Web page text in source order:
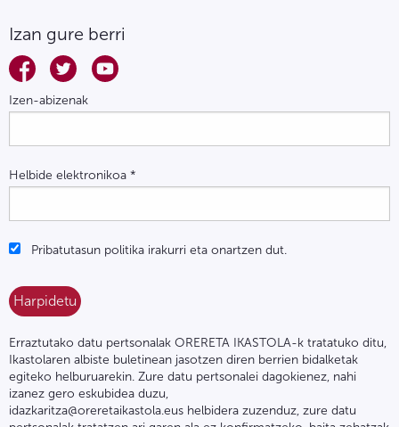
Izan gure berri
Izen-abizenak
Helbide elektronikoa *
Pribatutasun politika irakurri eta onartzen dut.
Erraztutako datu pertsonalak ORERETA IKASTOLA-k tratatuko ditu,
Ikastolaren albiste buletinean jasotzen diren berrien bidalketak
egiteko helburuarekin. Zure datu pertsonalei dagokienez, nahi
izanez gero eskubidea duzu,
idazkaritza@oreretaikastola.eus helbidera zuzenduz, zure datu